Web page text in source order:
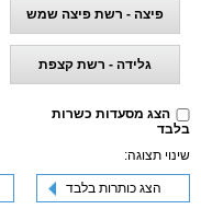
פיצה - רשת פיצה שמש
גלידה - רשת קצפת
הצג מסעדות כשרות
בלבד
שינוי תצוגה:
הצג כותרות בלבד